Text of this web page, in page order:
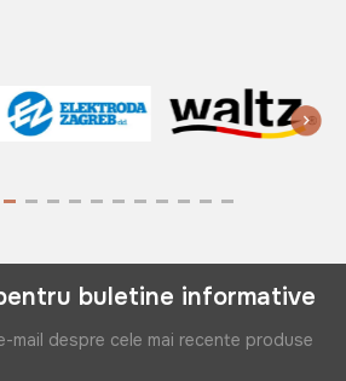
buletine informative
mail despre cele mai recente produse